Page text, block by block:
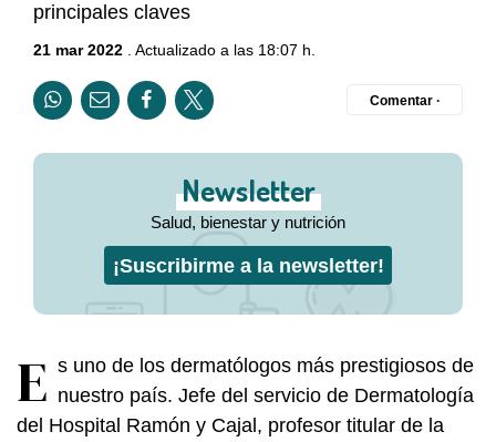
principales claves
21 mar 2022 . Actualizado a las 18:07 h.
Comentar ·
Newsletter
Salud, bienestar y nutrición
¡Suscribirme a la newsletter!
E s uno de los dermatólogos más prestigiosos de
nuestro país. Jefe del servicio de Dermatología
del Hospital Ramón y Cajal, profesor titular de la